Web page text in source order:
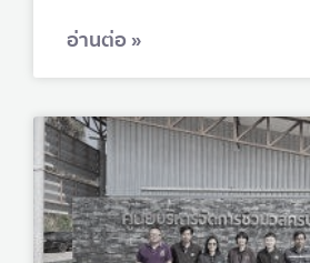
อ่านต่อ »